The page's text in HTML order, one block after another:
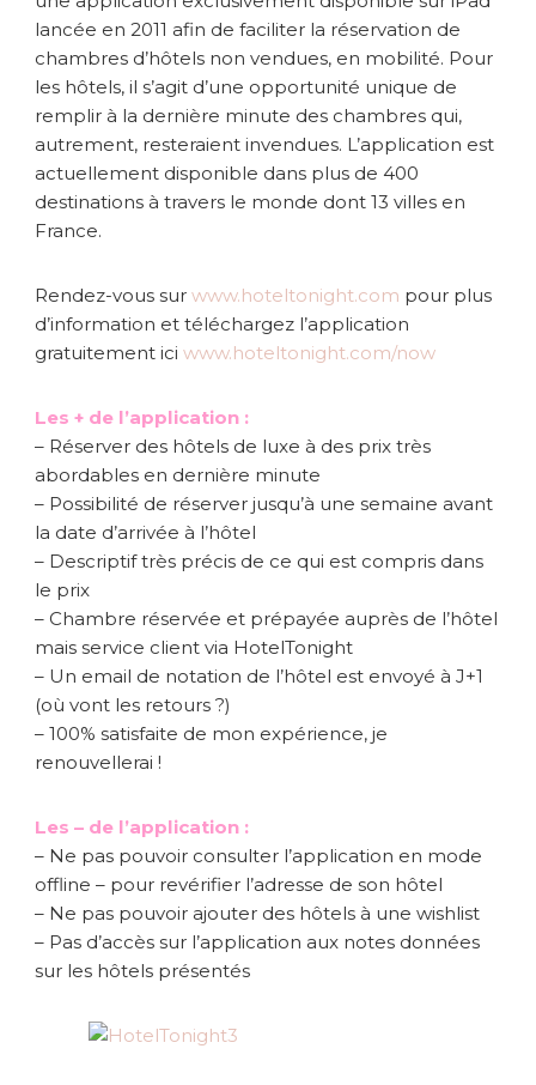
lancée en 2011 afin de faciliter la réservation de
chambres d’hôtels non vendues, en mobilité. Pour
les hôtels, il s’agit d’une opportunité unique de
remplir à la dernière minute des chambres qui,
autrement, resteraient invendues. L’application est
actuellement disponible dans plus de 400
destinations à travers le monde dont 13 villes en
France.
Rendez-vous sur www.hoteltonight.com pour plus
d’information et téléchargez l’application
gratuitement ici www.hoteltonight.com/now
Les + de l’application :
– Réserver des hôtels de luxe à des prix très
abordables en dernière minute
– Possibilité de réserver jusqu’à une semaine avant
la date d’arrivée à l’hôtel
– Descriptif très précis de ce qui est compris dans
le prix
– Chambre réservée et prépayée auprès de l’hôtel
mais service client via HotelTonight
– Un email de notation de l’hôtel est envoyé à J+1
(où vont les retours ?)
– 100% satisfaite de mon expérience, je
renouvellerai !
Les – de l’application :
– Ne pas pouvoir consulter l’application en mode
offline – pour revérifier l’adresse de son hôtel
– Ne pas pouvoir ajouter des hôtels à une wishlist
– Pas d’accès sur l’application aux notes données
sur les hôtels présentés